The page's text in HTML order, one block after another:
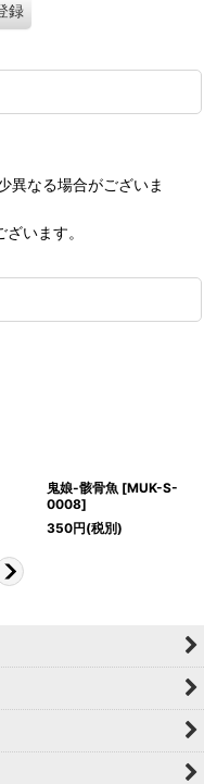
録
異なる場合がございま
います。
鬼娘-骸骨魚 [MUK-S-
0008]
350円(税別)